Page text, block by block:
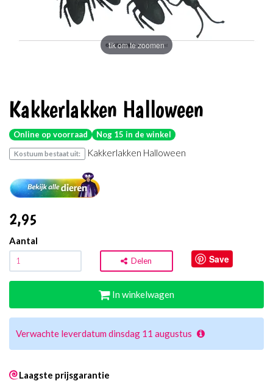
tik om te zoomen
Kakkerlakken Halloween
Online op voorraad Nog 15 in de winkel
Kostuum bestaat uit: Kakkerlakken Halloween
2,95
Aantal
Delen Save
In winkelwagen
Verwachte leverdatum dinsdag 11 augustus
Laagste prijsgarantie